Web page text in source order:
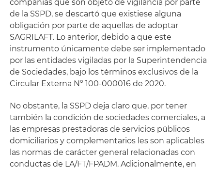
compañías que son objeto de vigilancia por parte
de la SSPD, se descartó que existiese alguna
obligación por parte de aquellas de adoptar
SAGRILAFT. Lo anterior, debido a que este
instrumento únicamente debe ser implementado
por las entidades vigiladas por la Superintendencia
de Sociedades, bajo los términos exclusivos de la
Circular Externa N° 100-000016 de 2020.
No obstante, la SSPD deja claro que, por tener
también la condición de sociedades comerciales, a
las empresas prestadoras de servicios públicos
domiciliarios y complementarios les son aplicables
las normas de carácter general relacionadas con
conductas de LA/FT/FPADM. Adicionalmente, en